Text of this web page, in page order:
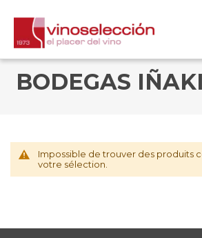
BODEGAS
Impossible de trouver des produits
votre sélection.